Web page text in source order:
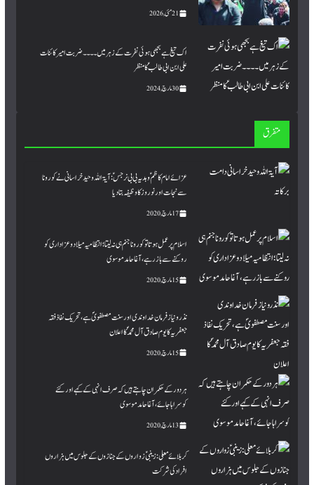
21 مئی, 2026
اک تیغ ہے بجھی ہوئی نفرت کے زہر میں۔۔۔۔ ضربت امیر کائنات
علی ابن ابی طالبؑ کا منظر
30 مارچ, 2024
متفرق
عزا ئےامام کاظمؑ و ہدیہ بی بی نرجس ؑ: آیۃ اللہ وحید خراسانی نے کورونا
سے نجات اور نوروز کا وظیفہ بتادیا
17 مارچ, 2020
اسلام پر عمل ہوتا تو کورونا جنم ہی نہ لیتا؛انتظامیہ میلاد وعزاداری کو
روکنے سے باز رہے،آغا حامد موسوی
15 مارچ, 2020
نذرو نیاز فرمان خداوندی اورسنت مصطفویؐ ہے، تحریک نفاذ فقہ
جعفریہ کا یوم صادق آل محمدؐ کا اعلان
15 مارچ, 2020
ہردور کےحکمران چاہتے ہیں کہ صرف انہی کے کہے اورکئے
کوسراہاجائے، آغا حامد موسوی
13 مارچ, 2020
کربلائے معلی : زینبیؑ زواروں کے جنازوں کے جلوس میں ہزاروں
افراد کی شرکت